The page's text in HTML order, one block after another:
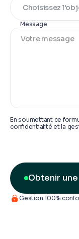
Message
En soumettant ce
confidentialité et la
Obtenir
Gestion 100%